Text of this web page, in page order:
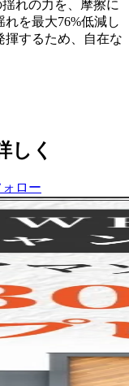
れの力を、摩擦に
れを最大76%低減し
揮するため、自在な
しく
ロー